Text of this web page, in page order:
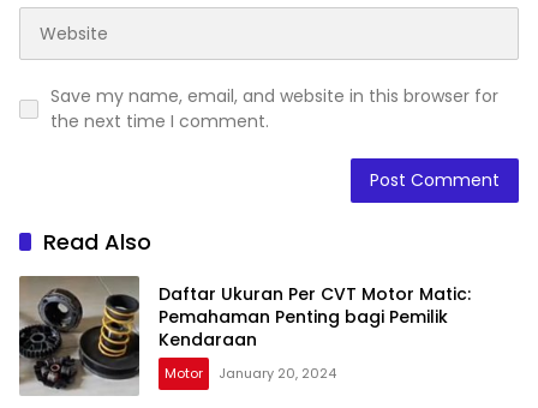
Save my name, email, and website in this browser for
the next time I comment.
Read Also
Daftar Ukuran Per CVT Motor Matic:
Pemahaman Penting bagi Pemilik
Kendaraan
Motor January 20, 2024